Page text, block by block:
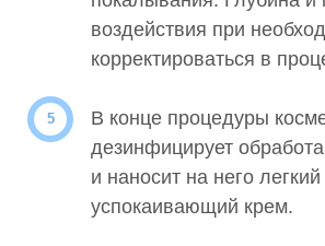
публичной офертой, определяемой
статьи 437 Гражданского кодекса
ценах на услуги Клиники, а также
исключительно информационный
получения более полной информации
услуг Вы можете обратиться к
Клиники по адресу: 115419, Москва, 3-
проезд, дом 1 или по телефону:+7-
воздействия при
корректироваться в
В конце процедуры
дезинфицирует
и наносит на него легкий
успокаивающий крем.